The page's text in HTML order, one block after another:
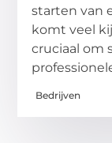
starten van
komt veel
cruciaal om
Bedrijven